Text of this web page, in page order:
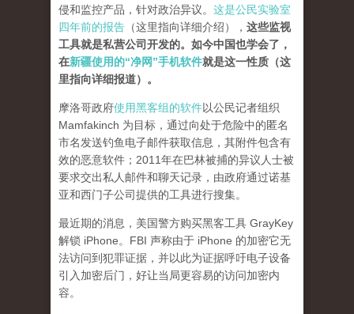
侵和监控产品，针对政治异议。 这是公民实验室
四年前的报告 （这里指向详细介绍）， 这些监视
工具就是私营公司开发的。如今中国也学会了，
在新疆使用的“净网”手机软件就是这一性质（这
里指向详细报道）。
摩洛哥政府使用黑客组的软件以公民记者组织
Mamfakinch 为目标，通过向处于危险中的匿名
市名发送钓鱼电子邮件获取信息，其附件包含有
效的恶意软件；2011年在巴林被捕的异议人士被
要求交出私人邮件和聊天记录，由政府通过诺基
亚和西门子公司提供的工具进行搜集。
最近期的消息，美国警方购买黑客工具 GrayKey
解锁 iPhone。FBI 声称由于 iPhone 的加密它无
法访问到犯罪证据，并以此为证据呼吁电子设备
引入加密后门，好让当局更容易的访问加密内
容。